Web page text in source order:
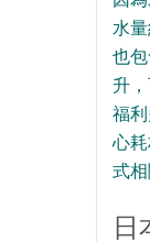
水
也
升
福
心
式
日